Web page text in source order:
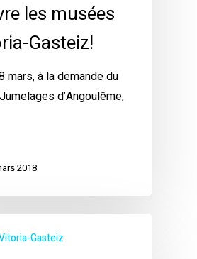
les musées
Gasteiz!
mars, à la demande du
d’Angoulême,
2018
Gasteiz